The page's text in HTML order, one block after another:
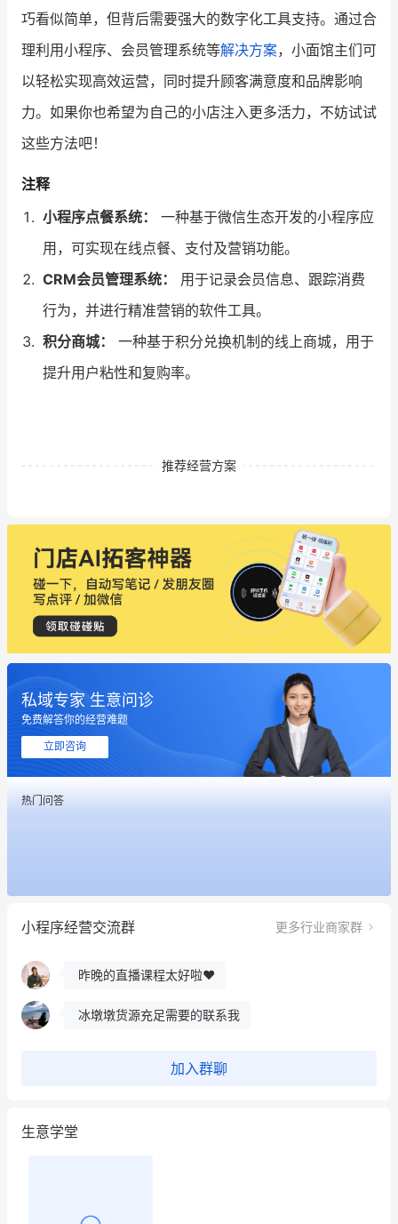
巧看似简单，但背后需要强大的数字化工具支持。通过合
理利用小程序、会员管理系统等解决方案，小面馆主们可
以轻松实现高效运营，同时提升顾客满意度和品牌影响
力。如果你也希望为自己的小店注入更多活力，不妨试试
这些方法吧！
注释
小程序点餐系统：
一种基于微信生态开发的小程序应
用，可实现在线点餐、支付及营销功能。
CRM会员管理系统：
用于记录会员信息、跟踪消费
行为，并进行精准营销的软件工具。
积分商城：
一种基于积分兑换机制的线上商城，用于
提升用户粘性和复购率。
推荐经营方案
私域专家 生意问诊
免费解答你的经营难题
立即咨询
热门问答
小程序经营交流群 更多行业商家群
用有赞就能在微信、小红书同时经营了
餐饮也得靠私域和服务提高竞争力
昨晚的直播课程太好啦❤️
冰墩墩货源充足需要的联系我
加入群聊
生意学堂